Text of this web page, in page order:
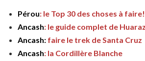
Pérou: le Top 30 des choses à faire!
Ancash: le guide complet de
Ancash: faire le trek de Santa Cruz
Ancash: la Cordillère Blanche